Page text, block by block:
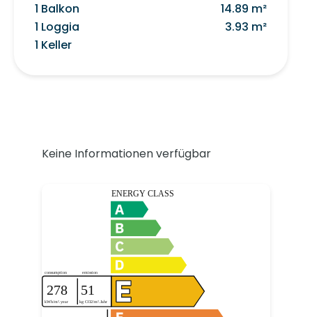
1 Balkon
14.89 m²
1 Loggia
3.93 m²
1 Keller
Keine Informationen verfügbar